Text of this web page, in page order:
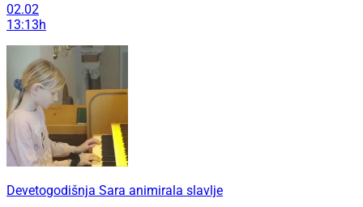
02.02
13:13h
Devetogodišnja Sara animirala slavlje